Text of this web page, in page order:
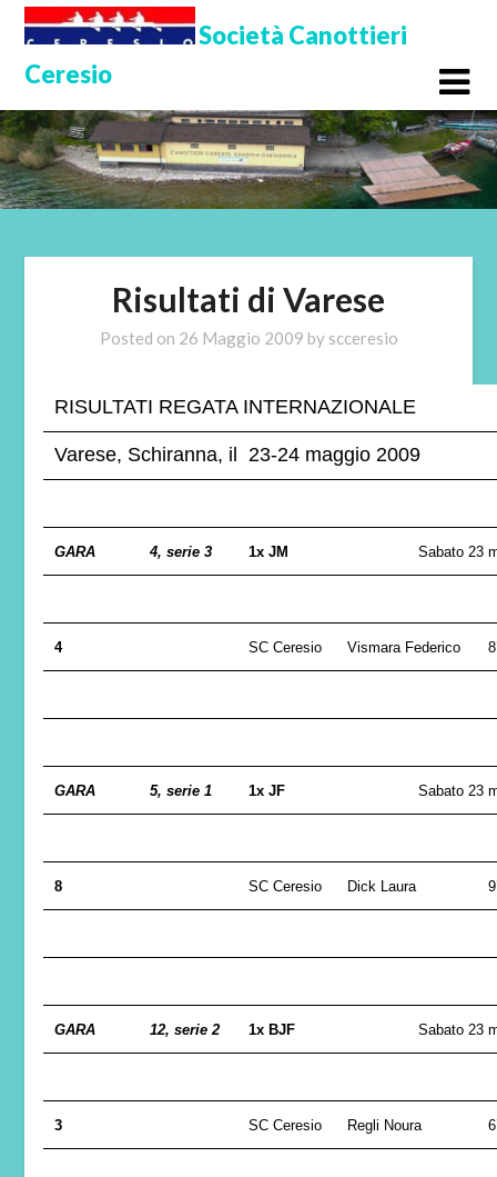
Skip
content
Società Canottieri
Ceresio
Risultati di Varese
Posted on 26 Maggio 2009 by scceresio
RISULTATI REGATA INTERNAZIONALE
Varese, Schiranna, il 23-24 maggio 2009
GARA 4, serie 3 1x JM Sabato 23
4 SC Ceresio Vismara Federico
GARA 5, serie 1 1x JF Sabato 23
8 SC Ceresio Dick Laura
GARA 12, serie 2 1x BJF Sabato 23
3 SC Ceresio Regli Noura